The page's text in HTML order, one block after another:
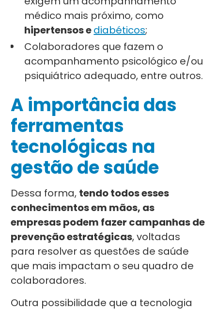
médico mais próximo, como
hipertensos ediabéticos;
Colaboradores que fazem o
acompanhamento psicológico e/ou
psiquiátrico adequado, entre outros.
A importância das
ferramentas
tecnológicas na
gestão de saúde
Dessa forma, tendo todos esses
conhecimentos em mãos, as
empresas podem fazer campanhas de
prevenção estratégicas, voltadas
para resolver as questões de saúde
que mais impactam o seu quadro de
colaboradores.
Outra possibilidade que a tecnologia